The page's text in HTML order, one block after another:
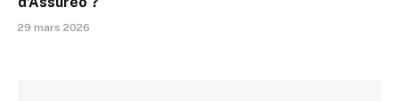
29 mars 2026